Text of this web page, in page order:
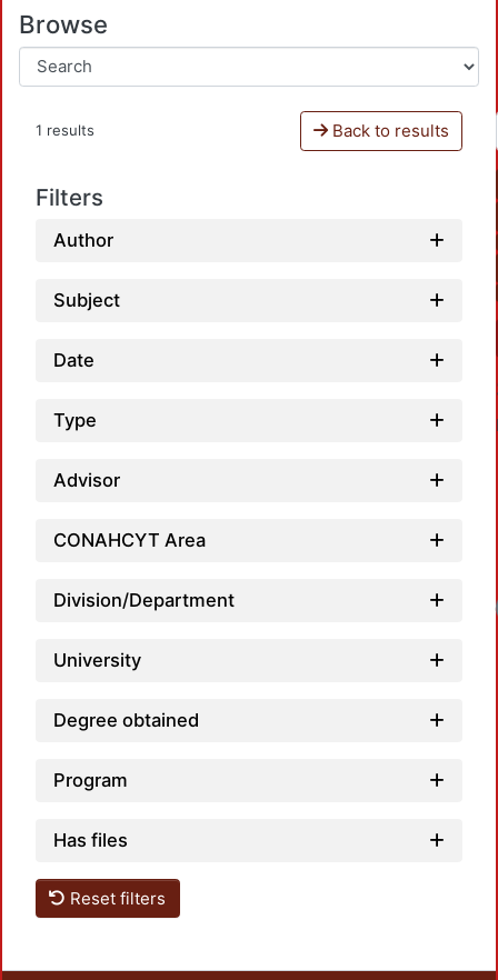
Browse
1 results Back to results
Filters
Author
Subject
Date
Type
Advisor
CONAHCYT Area
Division/Department
University
Degree obtained
Program
Has files
Reset filters